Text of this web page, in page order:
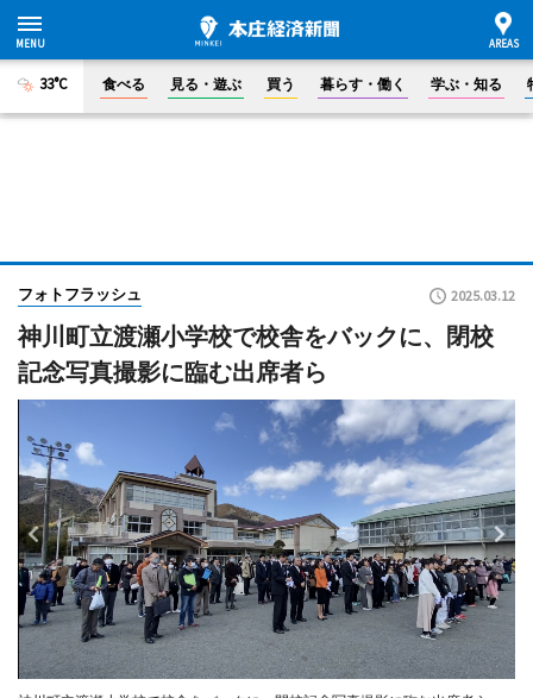
33°C 食べる 見る・遊ぶ 買う 暮らす・働く 学ぶ・知る
フォトフラッシュ 2025.03.12
神川町立渡瀬小学校で校舎をバックに、閉校
記念写真撮影に臨む出席者ら